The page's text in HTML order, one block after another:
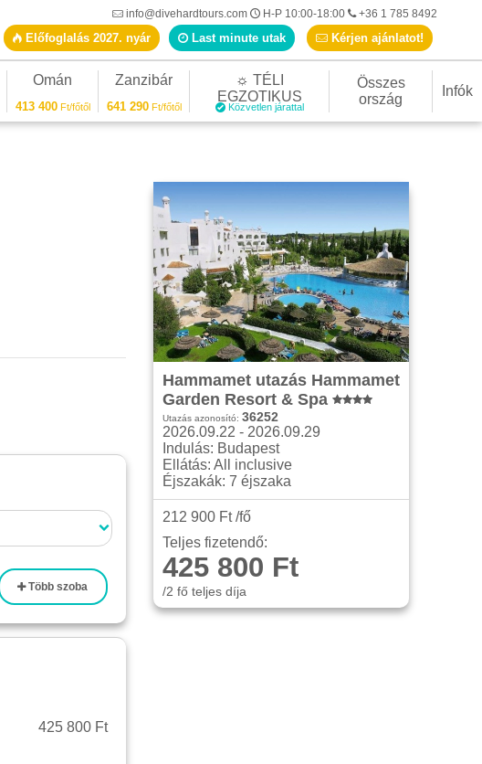
info@divehardtours.com H-P 10:00-18:00
+36 1 785 8492
Előfoglalás 2027. nyár Last minute utak Kérjen ajánlatot!
Omán
413 400Ft/főtől
Zanzibár
641 290Ft/főtől
☼ TÉLI
EGZOTIKUS
Közvetlen járattal
Összes
ország
Infók
Több szoba
425 800 Ft
Hammamet utazás Hammamet
Garden Resort & Spa
Utazás azonosító: 36252
2026.09.22 - 2026.09.29
Indulás: Budapest
Ellátás: All inclusive
Éjszakák: 7 éjszaka
212 900 Ft /fő
Teljes fizetendő:
425 800 Ft
/2 fő teljes díja